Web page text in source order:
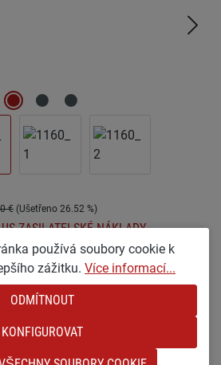
€ (Ušetřeno 26.52 %)
ZASILATELSKÉ NÁKLADY
Zadejte požadované
DO NÁKUPNÍHO KOŠÍKU
používá soubory cookie k
zážitku. Více informací...
ODMÍTNOUT
KONFIGUROVAT